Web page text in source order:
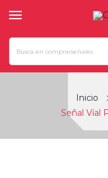
Inicio
Señal Víal